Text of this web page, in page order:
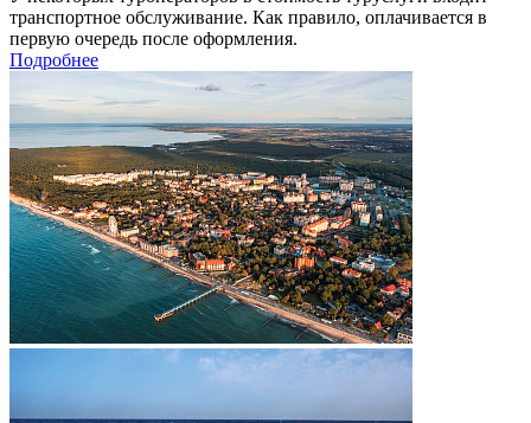
транспортное обслуживание. Как правило, оплачивается в
первую очередь после оформления.
Подробнее